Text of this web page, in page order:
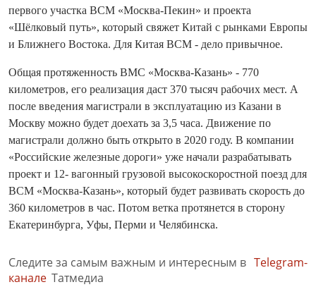
первого участка ВСМ «Москва-Пекин» и проекта
«Шёлковый путь», который свяжет Китай с рынками Европы
и Ближнего Востока. Для Китая ВСМ - дело привычное.
Общая протяженность ВМС «Москва-Казань» - 770
километров, его реализация даст 370 тысяч рабочих мест. А
после введения магистрали в эксплуатацию из Казани в
Москву можно будет доехать за 3,5 часа. Движение по
магистрали должно быть открыто в 2020 году. В компании
«Российские железные дороги» уже начали разрабатывать
проект и 12- вагонный грузовой высокоскоростной поезд для
ВСМ «Москва-Казань», который будет развивать скорость до
360 километров в час. Потом ветка протянется в сторону
Екатеринбурга, Уфы, Перми и Челябинска.
Следите за самым важным и интересным в Telegram-
канале Татмедиа